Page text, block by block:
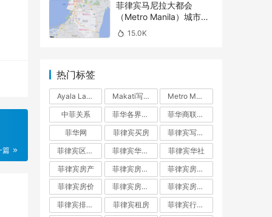
篇
菲律宾马尼拉大都会
（Metro Manila）城市介
绍之 – Parañaque
15.0K
热门标签
Ayala Land Makati写字楼
Metro Manila
中菲关系
菲华各界联合会
菲华商联总会
菲华网
菲律宾买房
菲律宾写字楼
菲律宾区域指南
菲律宾华人网
菲律宾华社
菲律宾房产
菲律宾房产投资
菲律宾房产投资指南
菲律宾房价
菲律宾房地产
菲律宾房地产开发商
菲律宾排名前十房地产开发商
菲律宾租房
菲律宾行政区划